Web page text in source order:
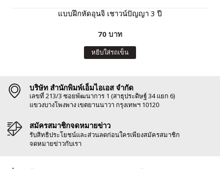
แบบฝึกหัดอุนจิ เชาวน์ปัญญา 3 ปี
70 บาท
หยิบใส่รถเข็น
บริษัท สำนักพิมพ์เอ็มไอเอส จำกัด
เลขที่ 213/3 ซอยพัฒนาการ 1 (สาธุประดิษฐ์ 34 แยก 6)
แขวงบางโพงพาง เขตยานนาวา กรุงเทพฯ 10120
สมัครสมาชิกจดหมายข่าว
รับสิทธิประโยชน์และส่วนลดก่อนใครเพียงสมัครสมาชิก
จดหมายข่าวกับเรา